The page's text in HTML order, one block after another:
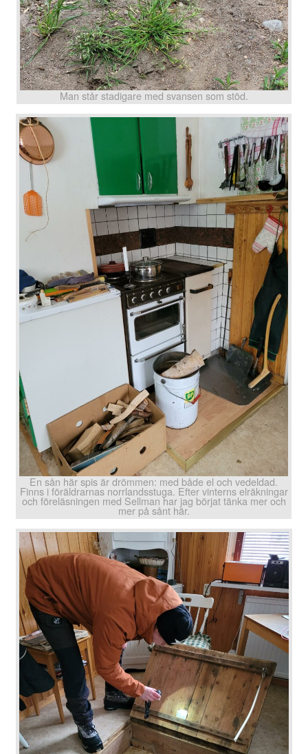
Man står stadigare med svansen som stöd.
En sån här spis är drömmen: med både el och vedeldad.
Finns i föräldrarnas norrlandsstuga. Efter vinterns elräkningar
och föreläsningen med Sellman har jag börjat tänka mer och
mer på sånt här.